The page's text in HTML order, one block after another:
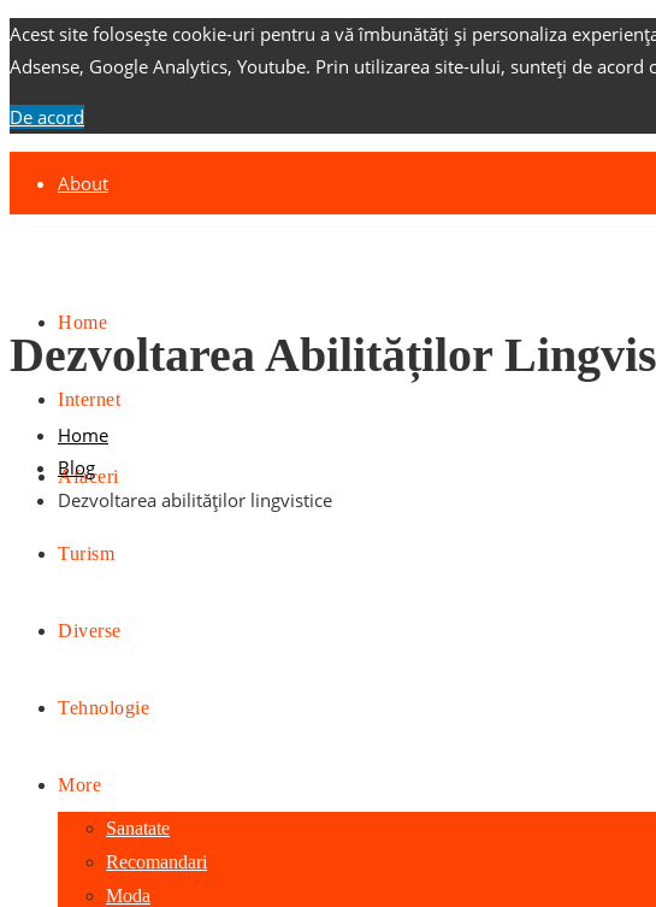
Acest site folosește cookie-uri pentru a vă îmbunătăți și personaliza
Adsense, Google Analytics, Youtube. Prin utilizarea site-ului, sunteți de acord
De acord
About
Home
Internet
Afaceri
Turism
Diverse
Tehnologie
More
Sanatate
Recomandari
Moda
Dezvoltarea Abilităților
Home
Blog
Dezvoltarea abilităților lingvistice